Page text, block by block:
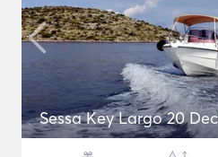
Sessa Key Largo 20